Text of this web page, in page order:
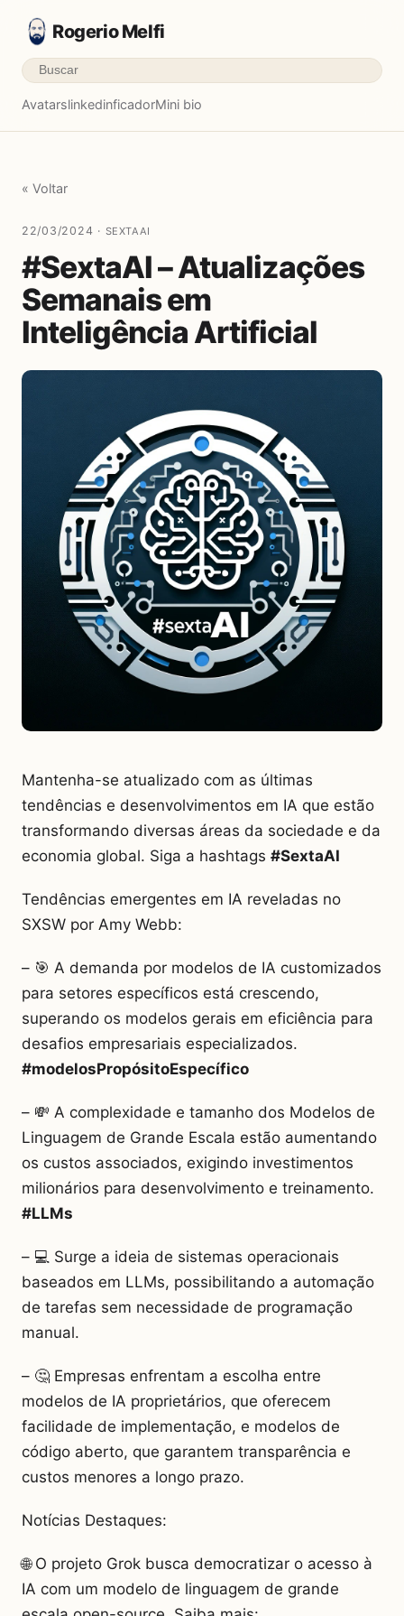
Rogerio Melfi
AvatarslinkedinficadorMini bio
« Voltar
22/03/2024 · SEXTAAI
#SextaAI – Atualizações
Semanais em
Inteligência Artificial
Mantenha-se atualizado com as últimas
tendências e desenvolvimentos em IA que estão
transformando diversas áreas da sociedade e da
economia global. Siga a hashtags #SextaAI
Tendências emergentes em IA reveladas no
SXSW por Amy Webb:
– 🎯 A demanda por modelos de IA customizados
para setores específicos está crescendo,
superando os modelos gerais em eficiência para
desafios empresariais especializados.
#modelosPropósitoEspecífico
– 💸 A complexidade e tamanho dos Modelos de
Linguagem de Grande Escala estão aumentando
os custos associados, exigindo investimentos
milionários para desenvolvimento e treinamento.
#LLMs
– 💻 Surge a ideia de sistemas operacionais
baseados em LLMs, possibilitando a automação
de tarefas sem necessidade de programação
manual.
– 🤔 Empresas enfrentam a escolha entre
modelos de IA proprietários, que oferecem
facilidade de implementação, e modelos de
código aberto, que garantem transparência e
custos menores a longo prazo.
Notícias Destaques:
🌐 O projeto Grok busca democratizar o acesso à
IA com um modelo de linguagem de grande